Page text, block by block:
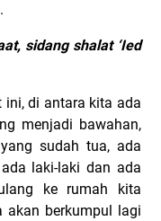
sidang shalat ‘Ied
ini, di antara kita ada
menjadi bawahan,
sudah tua, ada
laki-laki dan ada
ke rumah kita
akan berkumpul lagi